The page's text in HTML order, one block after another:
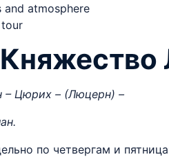
atmosphere
– Цюрих – (Люцерн) –
по четвергам и